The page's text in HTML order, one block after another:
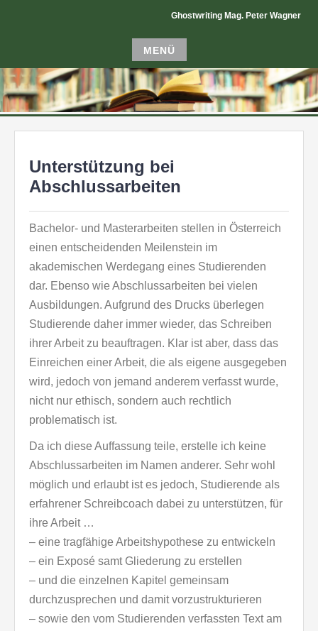
Ghostwriting Mag. Peter Wagner
GHOSTWRITING MAG. PETER
WAGNER
MENÜ
Zum
Inhalt
springen
Unterstützung bei
Abschlussarbeiten
Bachelor- und Masterarbeiten stellen in Österreich
einen entscheidenden Meilenstein im
akademischen Werdegang eines Studierenden
dar. Ebenso wie Abschlussarbeiten bei vielen
Ausbildungen. Aufgrund des Drucks überlegen
Studierende daher immer wieder, das Schreiben
ihrer Arbeit zu beauftragen. Klar ist aber, dass das
Einreichen einer Arbeit, die als eigene ausgegeben
wird, jedoch von jemand anderem verfasst wurde,
nicht nur ethisch, sondern auch rechtlich
problematisch ist.
Da ich diese Auffassung teile, erstelle ich keine
Abschlussarbeiten im Namen anderer. Sehr wohl
möglich und erlaubt ist es jedoch, Studierende als
erfahrener Schreibcoach dabei zu unterstützen, für
ihre Arbeit …
– eine tragfähige Arbeitshypothese zu entwickeln
– ein Exposé samt Gliederung zu erstellen
– und die einzelnen Kapitel gemeinsam
durchzusprechen und damit vorzustrukturieren
– sowie den vom Studierenden verfassten Text am